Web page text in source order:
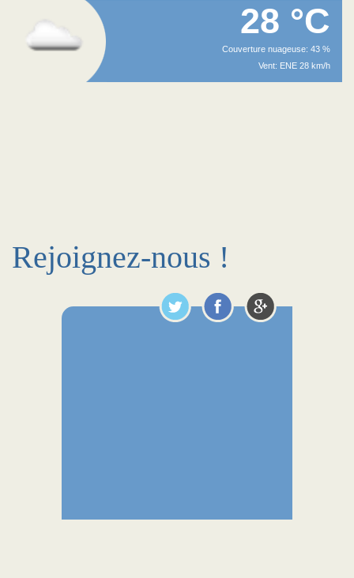
28 °C
Couverture nuageuse: 43 %
Vent: ENE 28 km/h
Rejoignez-nous !